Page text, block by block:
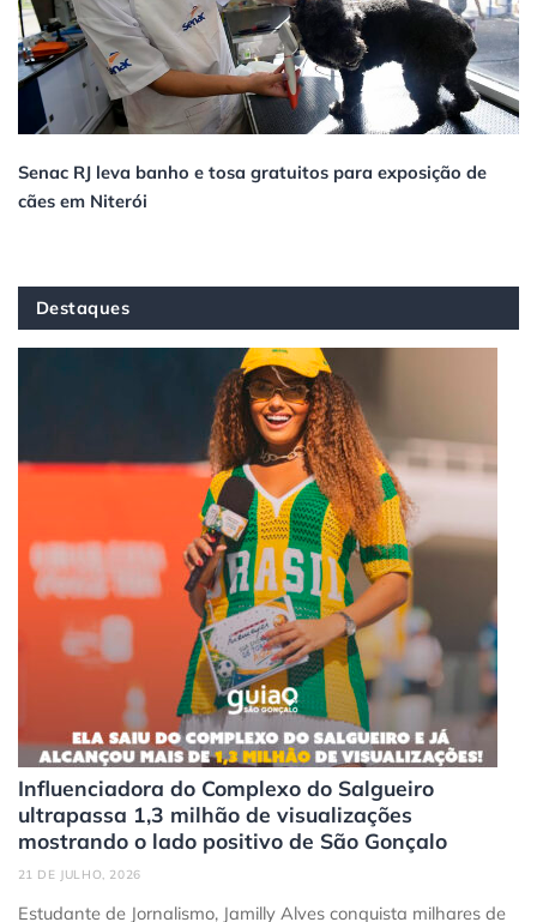
Senac RJ leva banho e tosa gratuitos para exposição de
cães em Niterói
Destaques
Influenciadora do Complexo do Salgueiro
ultrapassa 1,3 milhão de visualizações
mostrando o lado positivo de São Gonçalo
21 DE JULHO, 2026
Estudante de Jornalismo, Jamilly Alves conquista milhares de